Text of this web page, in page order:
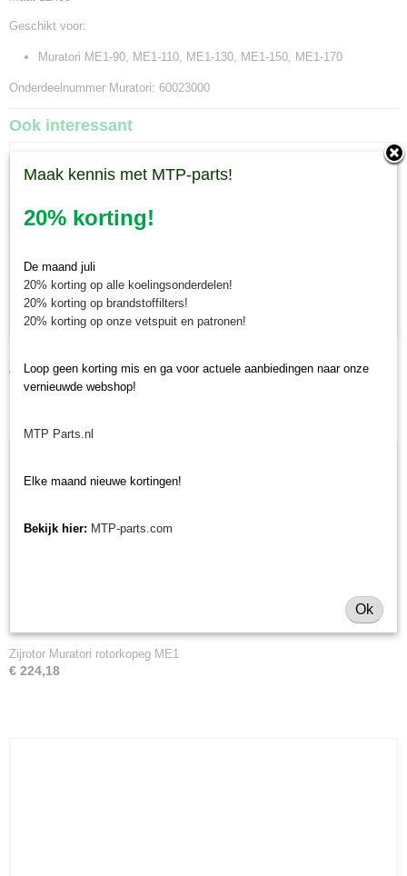
Geschikt voor:
Muratori ME1-90, ME1-110, ME1-130, ME1-150, ME1-170
Onderdeelnummer Muratori: 60023000
Ook interessant
€ 23,30
Zijrotor Muratori rotorkopeg ME1
€ 224,18
Maak kennis met MTP-parts!
20% korting!
De maand juli
20% korting op alle koelingsonderdelen!
20% korting op brandstoffilters!
20% korting op onze vetspuit en patronen!
Loop geen korting mis en ga voor actuele aanbiedingen naar onze
vernieuwde webshop!
MTP Parts.nl
Elke maand nieuwe kortingen!
Bekijk hier: MTP-parts.com
Ok